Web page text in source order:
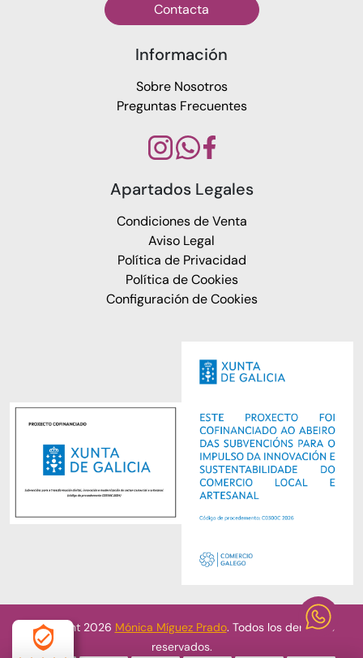
Contacta
Información
Sobre Nosotros
Preguntas Frecuentes
Apartados Legales
Condiciones de Venta
Aviso Legal
Política de Privacidad
Política de Cookies
Configuración de Cookies
Copyright 2026 Mónica Míguez Prado. Todos los derechos
reservados.